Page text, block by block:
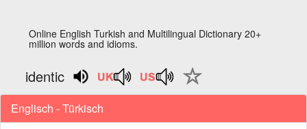
Online English Turkish and Multilingual Dictionary 20+
million words and idioms.
identic
Englisch - Türkisch